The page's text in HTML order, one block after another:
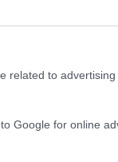
related to
Google for online
8 εκατ.